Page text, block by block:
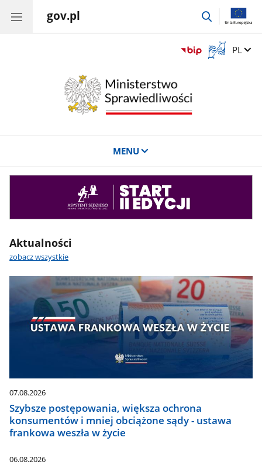
gov.pl
przejdź
Otwórz
okno
Zmień
PL
MENU
Aktualności
zobacz wszystkie
07.08.2026
Szybsze postępowania, większa ochrona
konsumentów i mniej obciążone sądy - ustawa
frankowa weszła w życie
06.08.2026